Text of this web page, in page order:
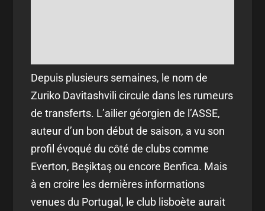
Depuis plusieurs semaines, le nom de
Zuriko Davitashvili circule dans les rumeurs
de transferts. L’ailier géorgien de l’ASSE,
auteur d’un bon début de saison, a vu son
profil évoqué du côté de clubs comme
Everton, Beşiktaş ou encore Benfica. Mais
à en croire les dernières informations
venues du Portugal, le club lisboète aurait